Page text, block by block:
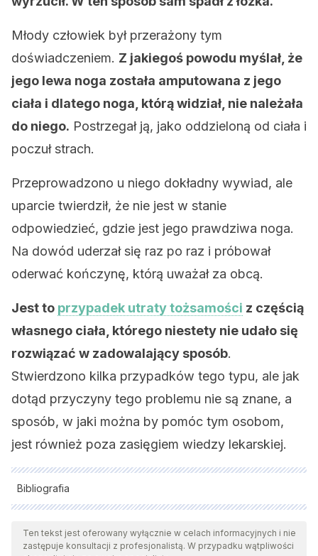
Młody człowiek był przerażony tym
doświadczeniem. Z jakiegoś powodu myślał, że
jego lewa noga została amputowana z jego
ciała i dlatego noga, którą widział, nie należała
do niego. Postrzegał ją, jako oddzieloną od ciała i
poczuł strach.
Przeprowadzono u niego dokładny wywiad, ale
uparcie twierdził, że nie jest w stanie
odpowiedzieć, gdzie jest jego prawdziwa noga.
Na dowód uderzał się raz po raz i próbował
oderwać kończynę, którą uważał za obcą.
Jest to przypadek utraty tożsamości z częścią
własnego ciała, którego niestety nie udało się
rozwiązać w zadowalający sposób.
Stwierdzono kilka przypadków tego typu, ale jak
dotąd przyczyny tego problemu nie są znane, a
sposób, w jaki można by pomóc tym osobom,
jest również poza zasięgiem wiedzy lekarskiej.
Bibliografia
Wszystkie cytowane źródła zostały gruntownie
przeanalizowane przez nasz zespół w celu zapewnienia ich
jakości, wiarygodności, aktualności i ważności. Bibliografia
Ten tekst jest oferowany wyłącznie w celach informacyjnych i nie
zastępuje konsultacji z profesjonalistą. W przypadku wątpliwości